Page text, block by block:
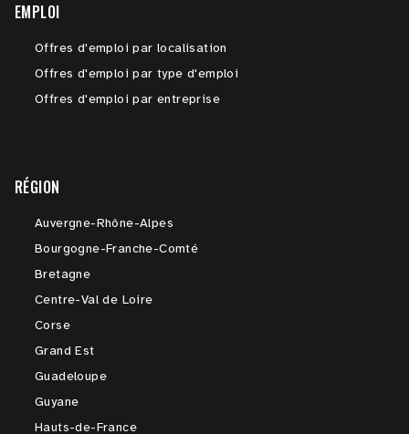
EMPLOI
Offres d'emploi par localisation
Offres d'emploi par type d'emploi
Offres d'emploi par entreprise
RÉGION
Auvergne-Rhône-Alpes
Bourgogne-Franche-Comté
Bretagne
Centre-Val de Loire
Corse
Grand Est
Guadeloupe
Guyane
Hauts-de-France